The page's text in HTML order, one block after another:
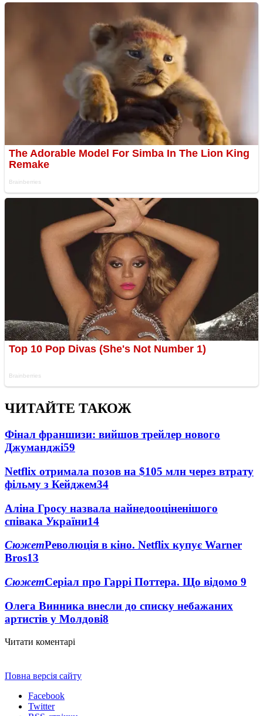
ЧИТАЙТЕ ТАКОЖ
Фінал франшизи: вийшов трейлер нового
Джуманджі59
Netflix отримала позов на $105 млн через втрату
фільму з Кейджем34
Аліна Гросу назвала найнедооціненішого
співака України14
СюжетРеволюція в кіно. Netflix купує Warner
Bros13
СюжетСеріал про Гаррі Поттера. Що відомо 9
Олега Винника внесли до списку небажаних
артистів у Молдові8
Читати коментарі
Повна версія сайту
Facebook
Twitter